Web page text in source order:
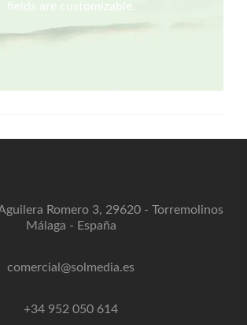
fields are customizable.
Romero 3, 29620 - Torremolinos
Málaga - España
comercial@solmedia.es
+34 952 050 614